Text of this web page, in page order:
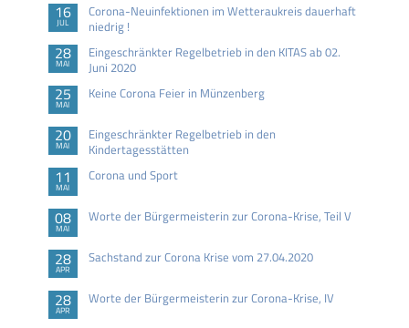
16
JUL
Corona-Neuinfektionen im Wetteraukreis dauerhaft
niedrig !
28
MAI
Eingeschränkter Regelbetrieb in den KITAS ab 02.
Juni 2020
25
MAI
Keine Corona Feier in Münzenberg
20
MAI
Eingeschränkter Regelbetrieb in den
Kindertagesstätten
11
MAI
Corona und Sport
08
MAI
Worte der Bürgermeisterin zur Corona-Krise, Teil V
28
APR
Sachstand zur Corona Krise vom 27.04.2020
28
APR
Worte der Bürgermeisterin zur Corona-Krise, IV